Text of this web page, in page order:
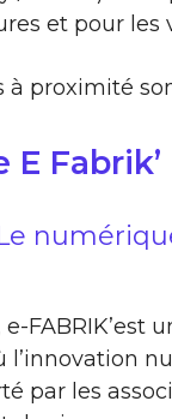
et pour les
à proximité
Fabrik’
Le
e-FABRIK’est
l’innovation
par les